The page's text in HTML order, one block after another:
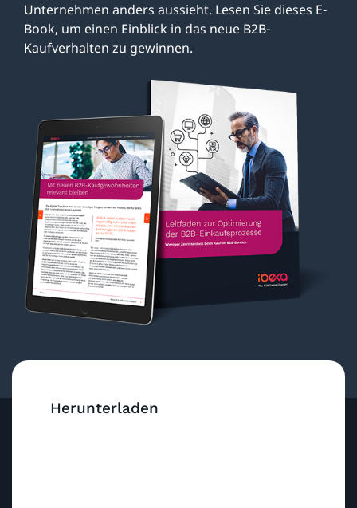
Unternehmen anders aussieht. Lesen Sie dieses E-
Book, um einen Einblick in das neue B2B-
Kaufverhalten zu gewinnen.
Herunterladen